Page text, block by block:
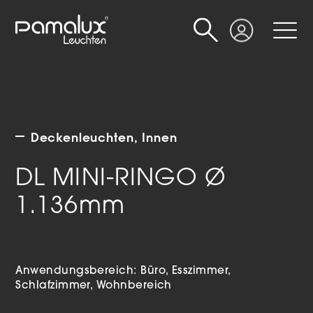
Login
Suche
Deckenleuchten Innen
DL MINI-RINGO Ø
1.136mm
Anwendungsbereich: Büro
Esszimmer
Schlafzimmer
Wohnbereich